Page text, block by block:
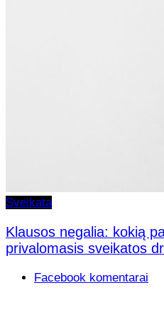
Sveikata
Klausos negalia: kokią
privalomasis sveikatos
Facebook komentarai